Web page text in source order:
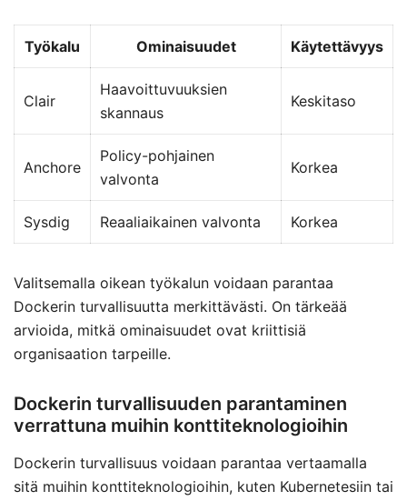
Työkalu Ominaisuudet Käytettävyys
Clair
Haavoittuvuuksien
skannaus
Keskitaso
Anchore
Policy-pohjainen
valvonta
Korkea
Sysdig Reaaliaikainen valvonta Korkea
Valitsemalla oikean työkalun voidaan parantaa
Dockerin turvallisuutta merkittävästi. On tärkeää
arvioida, mitkä ominaisuudet ovat kriittisiä
organisaation tarpeille.
Dockerin turvallisuuden parantaminen
verrattuna muihin konttiteknologioihin
Dockerin turvallisuus voidaan parantaa vertaamalla
sitä muihin konttiteknologioihin, kuten Kubernetesiin tai